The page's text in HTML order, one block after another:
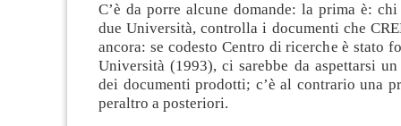
C’è da porre alcune domande: la prima è:
due Università, controlla i documenti che
ancora: se codesto Centro di ricerche è stato
Università (1993), ci sarebbe da aspettarsi
dei documenti prodotti; c’è al contrario una
peraltro a posteriori.